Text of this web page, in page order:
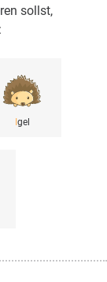
sollst,
gel